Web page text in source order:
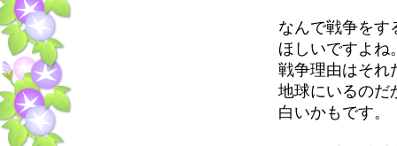
なんで戦争をす
ほしいですよね
戦争理由はそれ
地球にいるのだ
白いかもです。